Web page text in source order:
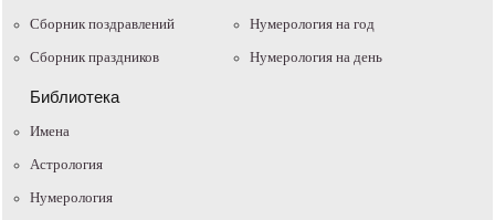
Сборник поздравлений
Сборник праздников
Нумерология на год
Нумерология на день
Библиотека
Имена
Астрология
Нумерология